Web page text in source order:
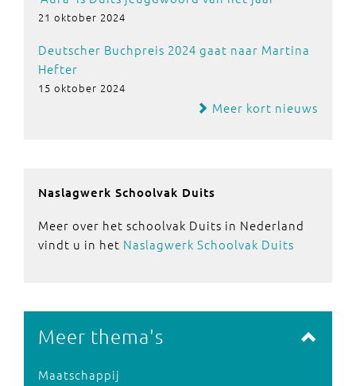
21 oktober 2024
Deutscher Buchpreis 2024 gaat naar Martina
Hefter
15 oktober 2024
Meer kort nieuws
Naslagwerk Schoolvak Duits
Meer over het schoolvak Duits in Nederland
vindt u in het Naslagwerk Schoolvak Duits
Meer thema's
Maatschappij